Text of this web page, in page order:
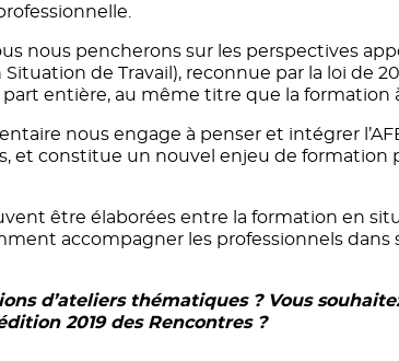
nous pencherons sur les perspectives
de Travail), reconnue par la loi de
entière, au même titre que la formation
nous engage à penser et intégrer
et constitue un nouvel enjeu de formation
être élaborées entre la formation en
accompagner les professionnels dans
d’ateliers thématiques ? Vous
2019 des Rencontres ?